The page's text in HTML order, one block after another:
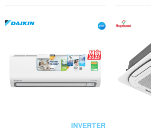
INVERTER